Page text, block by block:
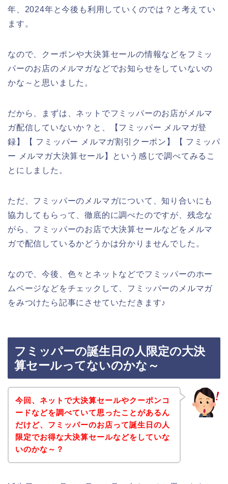
年、2024年と今後も利用していくのでは？と考えてい
ます。
なので、クーポンや大決算セールの情報などをフミッ
パーのお店のメルマガなどでお知らせをしていないの
かな～と思いました。
だから、まずは、ネットでフミッパーのお店がメルマ
ガ配信していないか？と、【フミッパー メルマガ登
録】【 フミッパー メルマガ割引クーポン】【 フミッパ
ー メルマガ大決算セール】という感じで調べてみるこ
とにしました。
ただ、フミッパーのメルマガについて、知り合いにも
協力してもらって、徹底的に調べたのですが、残念な
がら、フミッパーのお店で大決算セールなどをメルマ
ガで配信しているかどうかは分かりませんでした。
なので、今後、色々とネットなどでフミッパーのホー
ムページなどをチェックして、フミッパーのメルマガ
をみつけたら記事にさせていただきます♪
フミッパーの誕生日の人限定の大決
算セールってないのかな～
今回、ネットで大決算セールやクーポンコ
ードなどを調べていて思ったことがあるん
だけど、フミッパーのお店って誕生日の人
限定でお得な大決算セールなどをしていな
いのかな～？